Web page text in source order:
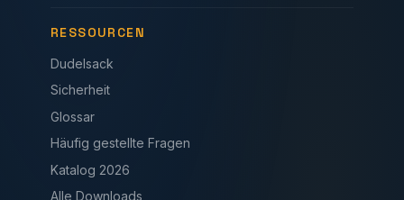
RESSOURCEN
Dudelsack
Sicherheit
Glossar
Häufig gestellte Fragen
Katalog 2026
Alle Downloads